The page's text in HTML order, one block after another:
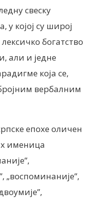
свеску
у којој су широј
богатство
али и једне
која се,
вербалним
епохе оличен
именица
„воспоминаније”,